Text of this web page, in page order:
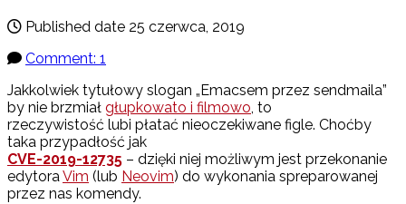
Published date 25 czerwca, 2019
Comment: 1
Jakkolwiek tytułowy slogan „Emacsem przez sendmaila”
by nie brzmiał głupkowato i filmowo, to
rzeczywistość lubi płatać nieoczekiwane figle. Choćby
taka przypadłość jak
CVE-2019-12735 – dzięki niej możliwym jest przekonanie
edytoraVim (lub Neovim) do wykonania spreparowanej
przez nas komendy.